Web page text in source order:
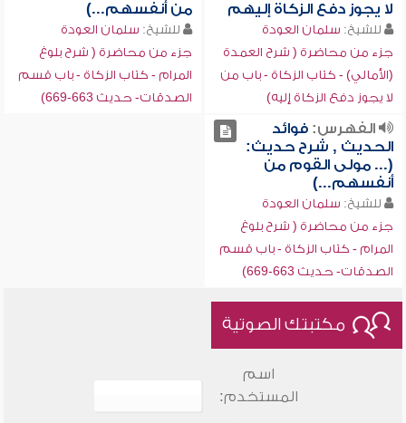
لا يجوز دفع الزكاة إليهم
للشيخ: سلمان العودة
جزء من محاضرة ( شرح العمدة
(الأمالي) - كتاب الزكاة - باب من
لا يجوز دفع الزكاة إليه)
من أنفسهم...)
للشيخ: سلمان العودة
جزء من محاضرة ( شرح بلوغ
المرام - كتاب الزكاة - باب قسم
الصدقات- حديث 663-669)
الفهرس:فوائد
الحديث , شرح حديث:
(... مولى القوم من
أنفسهم...)
للشيخ: سلمان العودة
جزء من محاضرة ( شرح بلوغ
المرام - كتاب الزكاة - باب قسم
الصدقات- حديث 663-669)
مكتبتك الصوتية
اسم
المستخدم: